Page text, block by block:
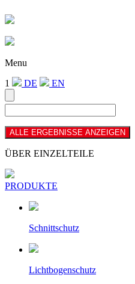
Menu
1
DE EN
ÜBER EINZELTEILE
PRODUKTE
Schnittschutz
Lichtbogenschutz